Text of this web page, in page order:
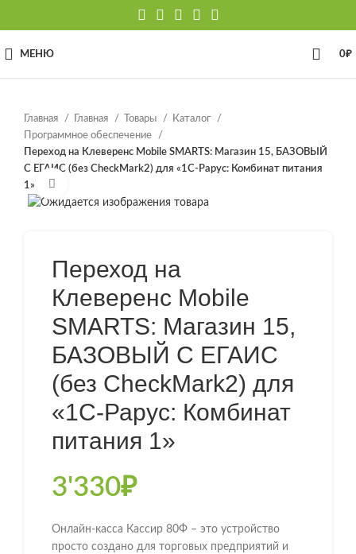
МЕНЮ 0₽
Главная Главная Товары
Каталог
Программное обеспечение
Переход на Клеверенс Mobile SMARTS: Магазин 15, БАЗОВЫЙ
С ЕГАИС (без CheckMark2) для «1С-Рарус: Комбинат питания
1»
Переход на
Клеверенс Mobile
SMARTS: Магазин 15,
БАЗОВЫЙ С ЕГАИС
(без CheckMark2) для
«1С-Рарус: Комбинат
питания 1»
3'330₽
Онлайн-касса Кассир 80Ф – это устройство
просто создано для торговых предприятий и